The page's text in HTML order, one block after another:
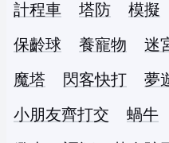
計程車
塔防 模擬
保齡球
養寵物 迷
魔塔
閃客快打 夢
小朋友齊打交
蝸牛